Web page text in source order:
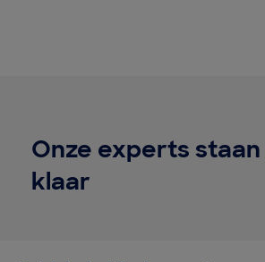
Onze experts
klaar